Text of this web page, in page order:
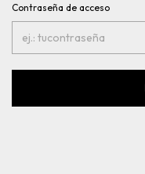
Contraseña de acceso